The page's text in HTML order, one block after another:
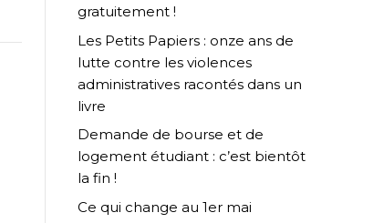
gratuitement !
Les Petits Papiers : onze ans de
lutte contre les violences
administratives racontés dans un
livre
Demande de bourse et de
logement étudiant : c’est bientôt
la fin !
Ce qui change au 1er mai